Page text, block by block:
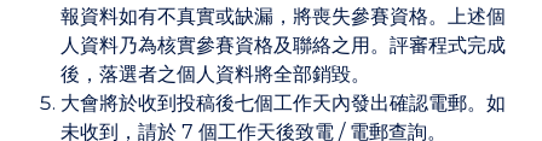
報資料如有不真實或缺漏，將喪失參賽資格。上述個
人資料乃為核實參賽資格及聯絡之用。評審程式完成
後，落選者之個人資料將全部銷毀。
大會將於收到投稿後七個工作天內發出確認電郵。如
未收到，請於 7 個工作天後致電 / 電郵查詢。